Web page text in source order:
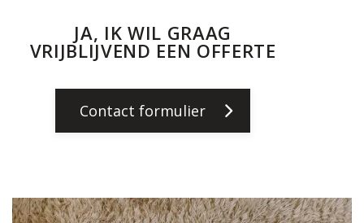
JA, IK WIL GRAAG
VRIJBLIJVEND EEN OFFERTE
Contact formulier